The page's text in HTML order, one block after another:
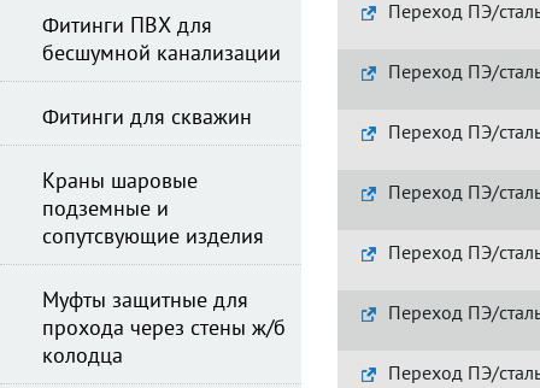
Переход ПЭ/
Переход ПЭ/
Переход ПЭ/
Переход ПЭ/
Переход ПЭ/
Переход ПЭ/
Переход ПЭ/
Фитинги ПВХ для
бесшумной канализации
Фитинги для скважин
Краны шаровые
подземные и
сопутсвующие изделия
Муфты защитные для
прохода через стены ж/б
колодца